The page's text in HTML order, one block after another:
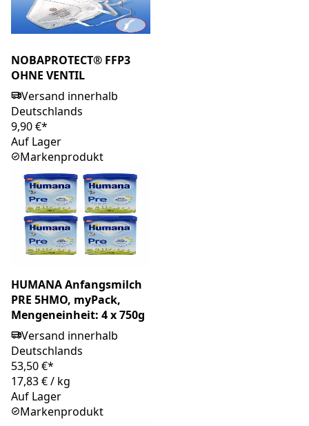
NOBAPROTECT® FFP3
OHNE VENTIL
Versand innerhalb
Deutschlands
9,90 €*
Auf Lager
Markenprodukt
HUMANA Anfangsmilch
PRE 5HMO, myPack,
Mengeneinheit: 4 x 750g
Versand innerhalb
Deutschlands
53,50 €*
17,83 €/ kg
Auf Lager
Markenprodukt